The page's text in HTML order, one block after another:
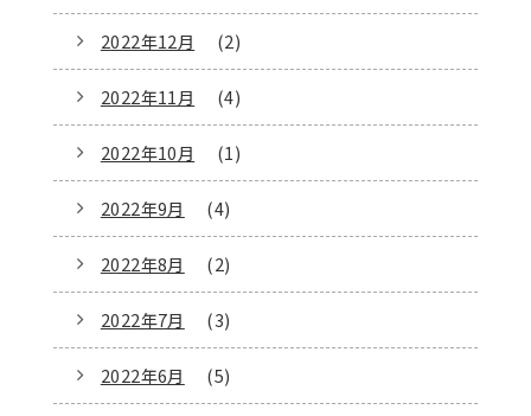
2022年12月 (2)
2022年11月 (4)
2022年10月 (1)
2022年9月 (4)
2022年8月 (2)
2022年7月 (3)
2022年6月 (5)